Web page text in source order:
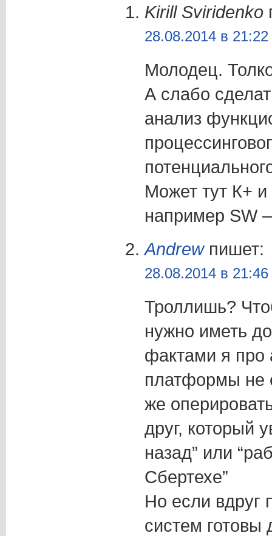
Kirill Sviridenko
28.08.2014 в 21:22
Молодец.
А слабо
анализ
Может тут К+ и
например SW
Andrewпишет:
28.08.2014 в 21:46
Троллишь?
нужно иметь
фактами я про
платформы не
же
друг, который
назад” или
Сбертехе”
Но если вдруг
систем готовы